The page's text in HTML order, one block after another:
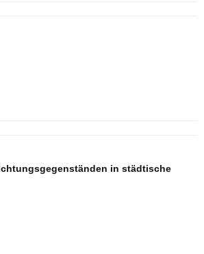
in städtische